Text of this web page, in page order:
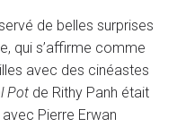
de belles surprises
qui s’affirme comme
avec des cinéastes
Pot de Rithy Panh était
Pierre Erwan